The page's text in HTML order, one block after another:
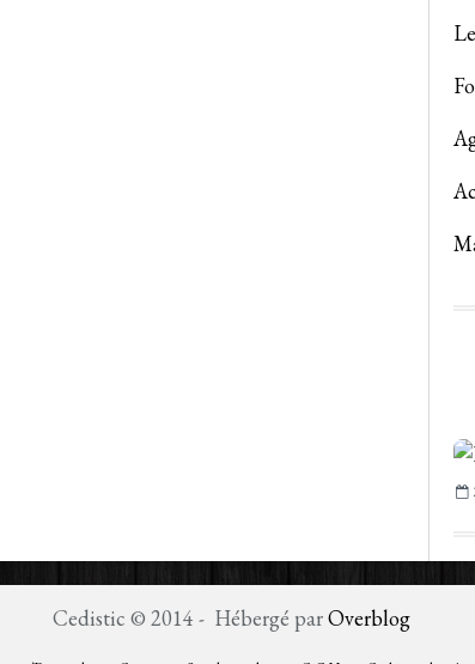
Cedistic © 2014 - Hébergé parOverblog